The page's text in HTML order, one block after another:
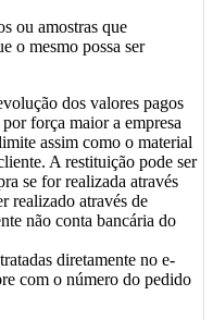
ou amostras que
o mesmo possa ser
dos valores pagos
força maior a empresa
assim como o material
A restituição pode ser
se for realizada através
realizado através de
não conta bancária do
diretamente no e-
com o número do pedido